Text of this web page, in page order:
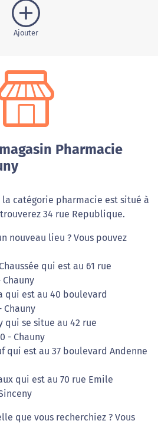
Ajouter
Pharmacie
la catégorie pharmacie est situé à
34 rue Republique.
nouveau lieu ? Vous pouvez
qui est au 61 rue
Chauny
qui est au 40 boulevard
Chauny
qui se situe au 42 rue
- Chauny
qui est au 37 boulevard Andenne
qui est au 70 rue Emile
que vous recherchiez ? Vous